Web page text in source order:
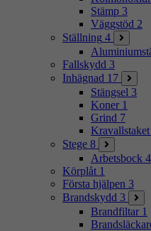
Stämp 3
Väggstöd 2
Ställning 4
Fallskydd 3
Inhägnad 17
Stängsel 3
Koner 1
Grind 7
Kravallstaket
Stege 8
Arbetsbock 4
Körplåt 1
Första hjälpen 3
Brandskydd 3
Brandfiltar 1